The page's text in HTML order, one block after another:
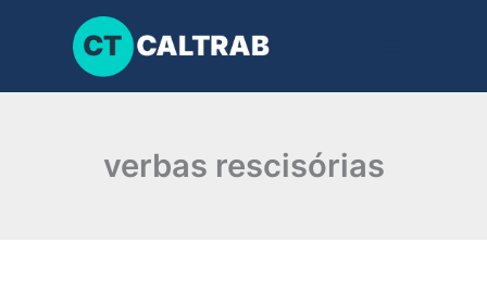
conteúdo
verbas rescisórias